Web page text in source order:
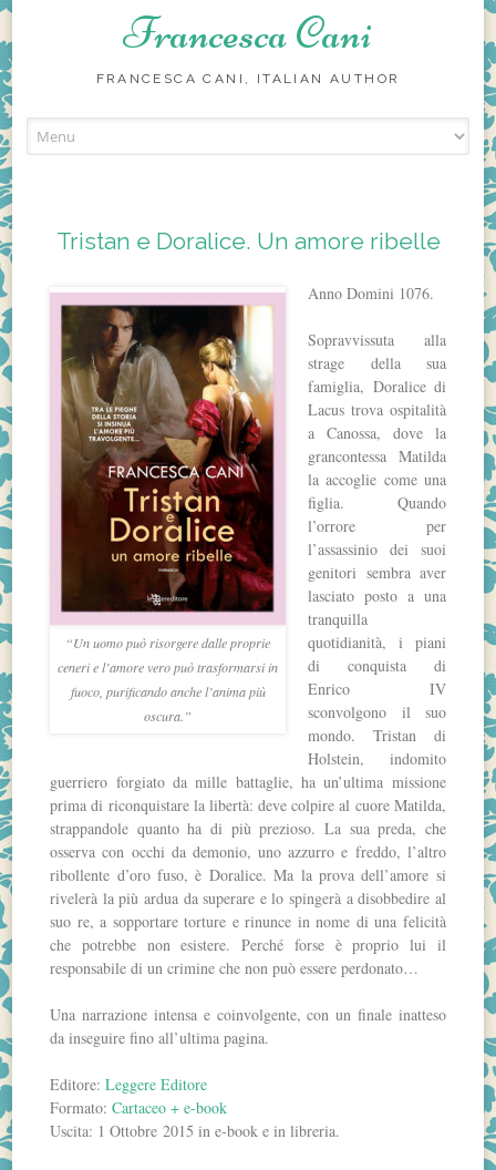
Francesca Cani
FRANCESCA CANI, ITALIAN AUTHOR
to
Tristan e Doralice. Un amore ribelle
“Un uomo può risorgere dalle proprie
ceneri e l’amore vero può trasformarsi in
fuoco, purificando anche l’anima più
oscura.”
Anno Domini 1076.
Sopravvissuta alla
strage della sua
famiglia, Doralice di
Lacus trova ospitalità
a Canossa, dove la
grancontessa Matilda
la accoglie come una
figlia. Quando
l’orrore per
l’assassinio dei suoi
genitori sembra aver
lasciato posto a una
tranquilla
quotidianità, i piani
di conquista di
Enrico IV
sconvolgono il suo
mondo. Tristan di
Holstein, indomito
guerriero forgiato da mille battaglie, ha un’ultima missione
prima di riconquistare la libertà: deve colpire al cuore Matilda,
strappandole quanto ha di più prezioso. La sua preda, che
osserva con occhi da demonio, uno azzurro e freddo, l’altro
ribollente d’oro fuso, è Doralice. Ma la prova dell’amore si
rivelerà la più ardua da superare e lo spingerà a disobbedire al
suo re, a sopportare torture e rinunce in nome di una felicità
che potrebbe non esistere. Perché forse è proprio lui il
responsabile di un crimine che non può essere perdonato…
Una narrazione intensa e coinvolgente, con un finale inatteso
da inseguire fino all’ultima pagina.
Editore:Leggere Editore
Formato:Cartaceo + e-book
Uscita: 1 Ottobre 2015 in e-book e in libreria.